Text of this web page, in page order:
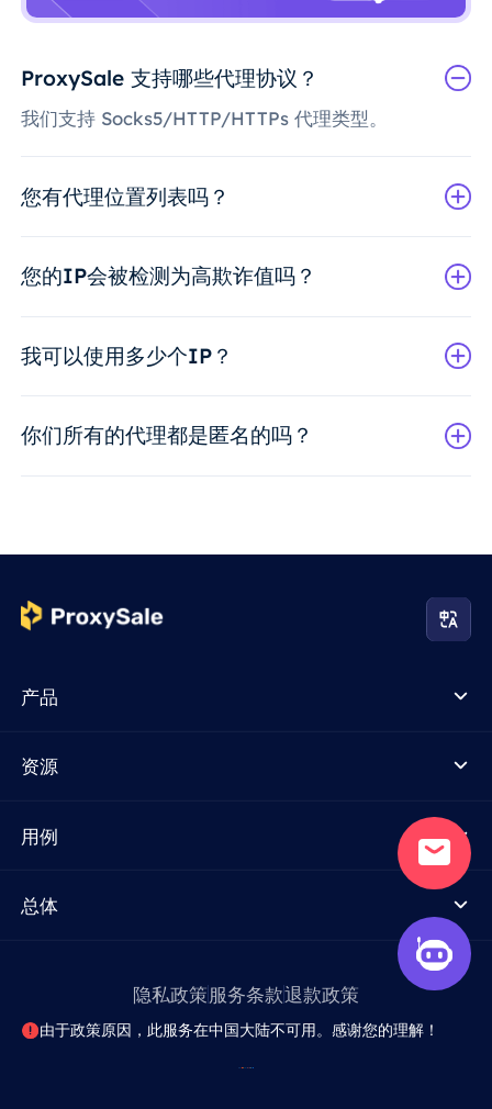
ProxySale 支持哪些代理协议？
我们支持 Socks5/HTTP/HTTPs 代理类型。
您有代理位置列表吗？
您的IP会被检测为高欺诈值吗？
我可以使用多少个IP？
你们所有的代理都是匿名的吗？
产品
资源
用例
总体
隐私政策服务条款退款政策
由于政策原因，此服务在中国大陆不可用。感谢您的理解！